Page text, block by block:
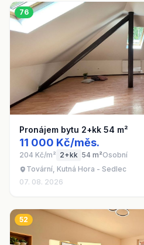
76
Pronájem bytu 2+kk 54 m²
11 000 Kč/měs.
204 Kč/m² 2+kk 54 m²Osobní
Tovární, Kutná Hora - Sedlec
07. 08. 2026
52